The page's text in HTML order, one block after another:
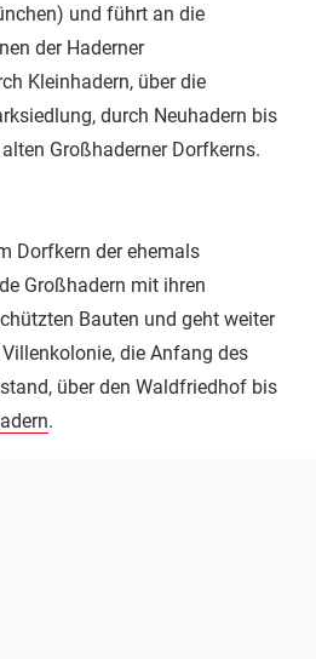
und führt an die
der Haderner
Kleinhadern, über die
durch Neuhadern bis
Großhaderner Dorfkerns.
Dorfkern der ehemals
Großhadern mit ihren
Bauten und geht weiter
die Anfang des
über den Waldfriedhof bis
.